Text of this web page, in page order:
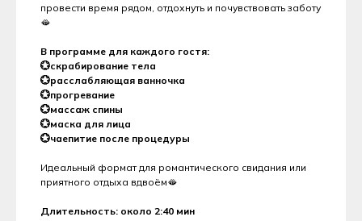
провести время рядом, отдохнуть и почувствовать заботу
🫦
В программе для каждого гостя:
💮скрабирование тела
💮расслабляющая ванночка
💮прогревание
💮массаж спины
💮маска для лица
💮чаепитие после процедуры
Идеальный формат для романтического свидания или
приятного отдыха вдвоём🫦
Длительность: около 2:40 мин